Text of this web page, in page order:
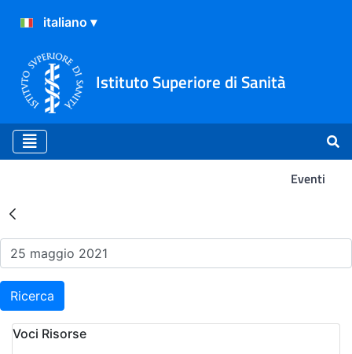
Istituto Superiore di Sanità
Eventi
Risultati della Ricerca -
Ricerca
Voci Risorse